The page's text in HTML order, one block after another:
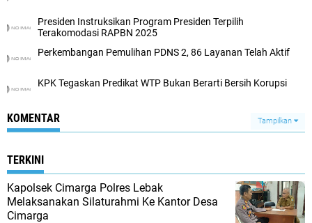
Presiden Instruksikan Program Presiden Terpilih
Terakomodasi RAPBN 2025
Perkembangan Pemulihan PDNS 2, 86 Layanan Telah Aktif
KPK Tegaskan Predikat WTP Bukan Berarti Bersih Korupsi
KOMENTAR Tampilkan
TERKINI
Kapolsek Cimarga Polres Lebak
Melaksanakan Silaturahmi Ke Kantor Desa
Cimarga